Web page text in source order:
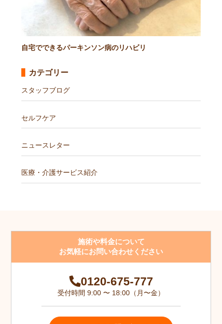
自宅でできるパーキンソン病のリハビリ
カテゴリー
スタッフブログ
セルフケア
ニュースレター
医療・介護サービス紹介
施術や料金について
お気軽にお問い合わせください
0120-675-777
受付時間 9:00 〜 18:00（月〜金）